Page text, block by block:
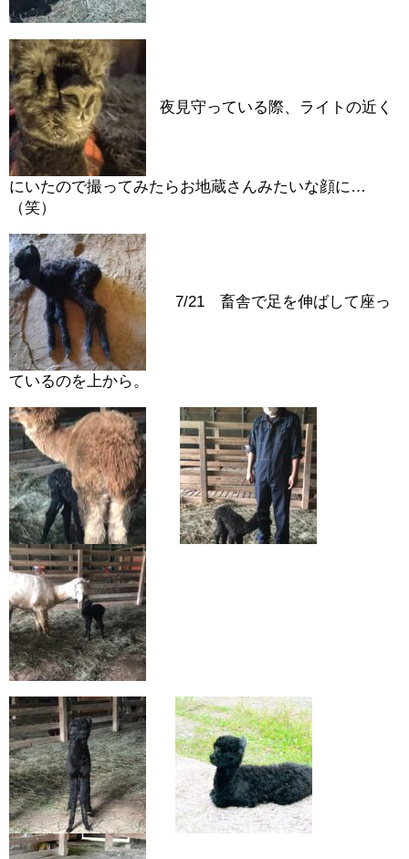
夜見守っている際、ライトの近く
にいたので撮ってみたらお地蔵さんみたいな顔に…
（笑）
7/21 畜舎で足を伸ばして座っ
ているのを上から。